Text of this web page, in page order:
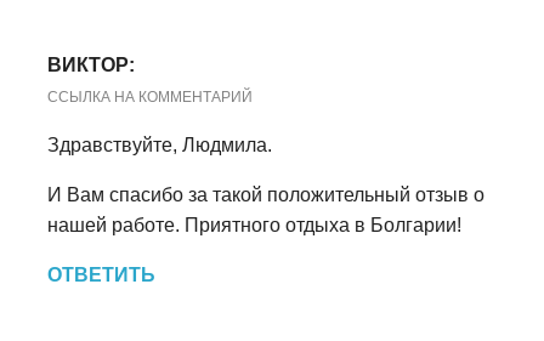
ВИКТОР:
ССЫЛКА НА КОММЕНТАРИЙ
Здравствуйте, Людмила.
И Вам спасибо за такой положительный отзыв о
нашей работе. Приятного отдыха в Болгарии!
ОТВЕТИТЬ